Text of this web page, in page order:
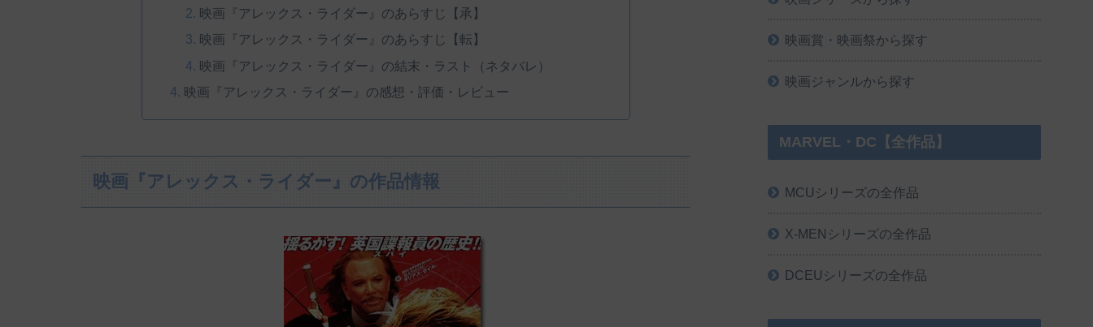
映画『アレックス・ライダー』のあらすじ【承】
映画『アレックス・ライダー』のあらすじ【転】
映画『アレックス・ライダー』の結末・ラスト（ネタバレ）
映画『アレックス・ライダー』の感想・評価・レビュー
映画『アレックス・ライダー』の作品情報
映画賞・映画祭から探す
映画ジャンルから探す
MARVEL・DC【全作品】
MCUシリーズの全作品
X-MENシリーズの全作品
DCEUシリーズの全作品